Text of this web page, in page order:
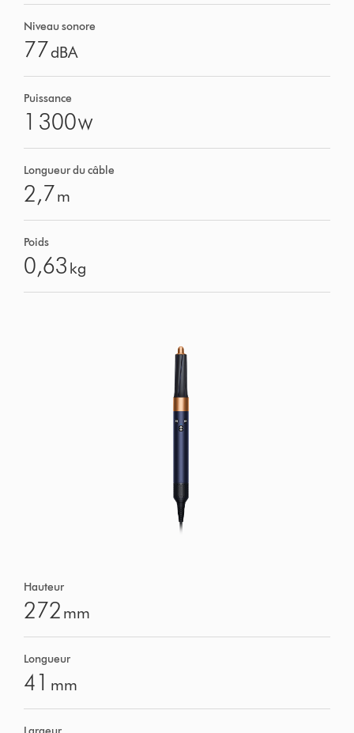
Niveau sonore
77dBA
Puissance
1 300W
Longueur du câble
2,7m
Poids
0,63 kg
Hauteur
272 mm
Longueur
41 mm